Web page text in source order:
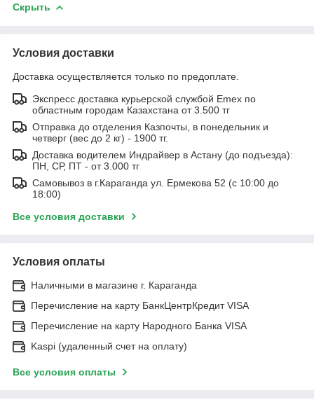
Скрыть
Условия доставки
Доставка осуществляется только по предоплате.
Экспресс доставка курьерской службой Emex по
областным городам Казахстана от 3.500 тг
Отправка до отделения Казпочты, в понедельник и
четверг (вес до 2 кг) - 1900 тг.
Доставка водителем Индрайвер в Астану (до подъезда):
ПН, СР, ПТ - от 3.000 тг
Самовывоз в г.Караганда ул. Ермекова 52 (с 10:00 до
18:00)
Все условия доставки
Условия оплаты
Наличными в магазине г. Караганда
Перечисление на карту БанкЦентрКредит VISA
Перечисление на карту Народного Банка VISA
Kaspi (удаленный счет на оплату)
Все условия оплаты